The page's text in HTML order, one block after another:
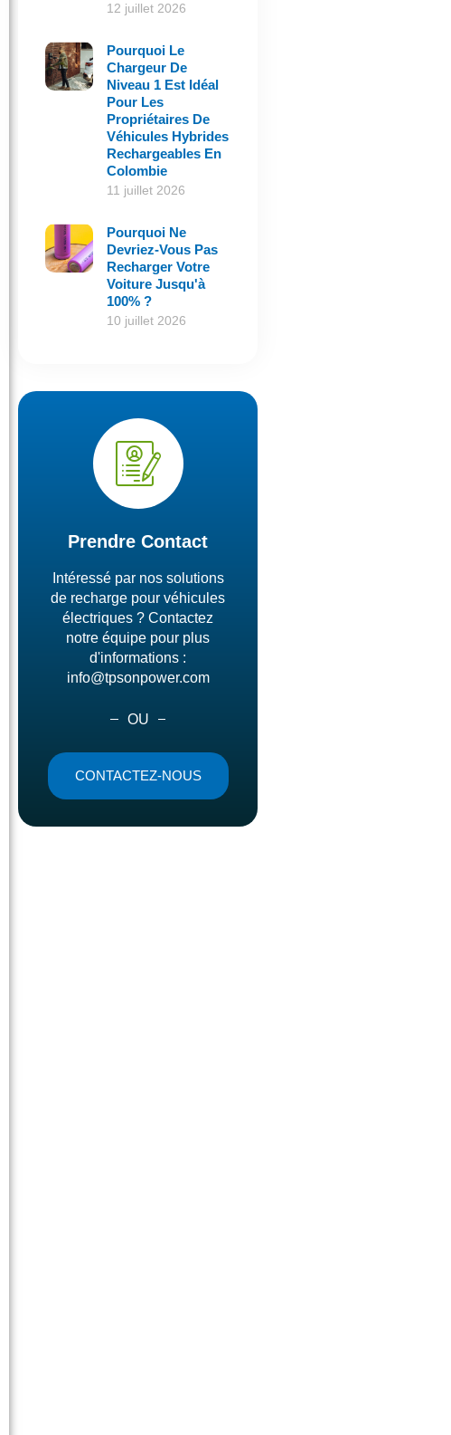
12 juillet 2026
Pourquoi Le
Chargeur De
Niveau 1 Est Idéal
Pour Les
Propriétaires De
Véhicules Hybrides
Rechargeables En
Colombie
11 juillet 2026
Pourquoi Ne
Devriez-Vous Pas
Recharger Votre
Voiture Jusqu'à
100% ?
10 juillet 2026
Prendre Contact
Intéressé par nos solutions
de recharge pour véhicules
électriques ? Contactez
notre équipe pour plus
d'informations :
info@tpsonpower.com
OU
CONTACTEZ-NOUS